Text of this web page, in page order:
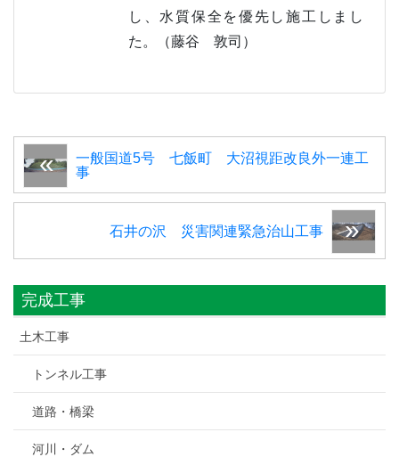
し、水質保全を優先し施工しまし
た。（藤谷 敦司）
一般国道5号 七飯町 大沼視距改良外一連工
事
石井の沢 災害関連緊急治山工事
完成工事
土木工事
トンネル工事
道路・橋梁
河川・ダム